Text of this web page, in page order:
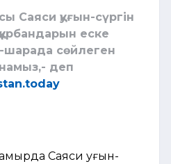
Саяси қуғын-сүргін
еске
шарада сөйлеген
деп
Саяси қуғын-